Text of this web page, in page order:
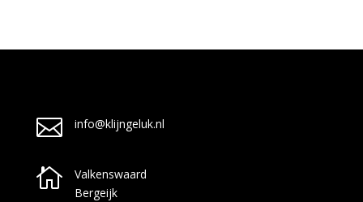
 info@klijngeluk.nl

Valkenswaard
Bergeijk